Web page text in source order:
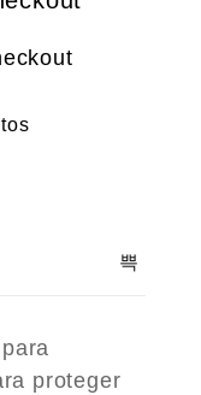
proteger